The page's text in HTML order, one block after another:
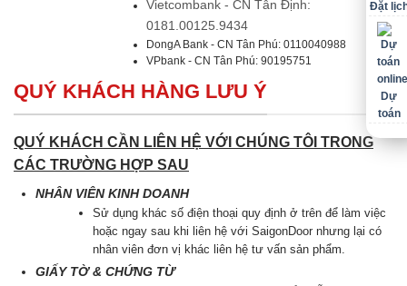
Vietcombank - CN Tân Định:
0181.00125.9434
DongA Bank - CN Tân Phú: 0110040988
VPbank - CN Tân Phú: 90195751
QUÝ KHÁCH HÀNG LƯU Ý
QUÝ KHÁCH CẦN LIÊN HỆ VỚI CHÚNG TÔI TRONG
CÁC TRƯỜNG HỢP SAU
NHÂN VIÊN KINH DOANH
Sử dụng khác số điện thoại quy định ở trên để làm việc
hoặc ngay sau khi liên hệ với SaigonDoor nhưng lại có
nhân viên đơn vị khác liên hệ tư vấn sản phẩm.
GIẤY TỜ & CHỨNG TỪ
Đặt
Dự
toán